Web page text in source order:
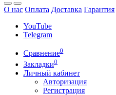
О нас Оплата Доставка Гарантия
YouTube
Telegram
Сравнение0
Закладки0
Личный кабинет
Авторизация
Регистрация